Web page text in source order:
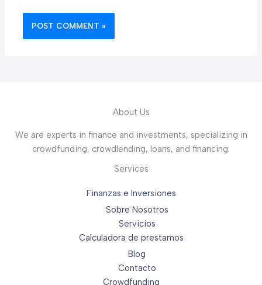
About Us
We are experts in finance and investments, specializing in
crowdfunding, crowdlending, loans, and financing.
Services
Finanzas e Inversiones
Sobre Nosotros
Servicios
Calculadora de prestamos
Blog
Contacto
Crowdfunding